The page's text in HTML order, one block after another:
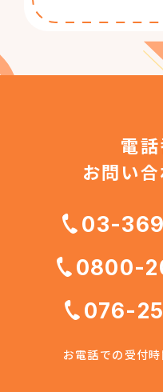
電
お問い
03-
0800-
076-
お電話での受付